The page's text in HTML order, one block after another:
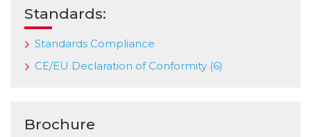
Standards:
Standards Compliance
CE/EU Declaration of Conformity (6)
Brochure